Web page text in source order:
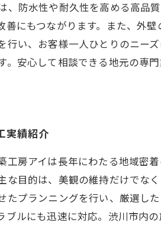
防水性や耐久性を高める高品
にもつながります。また、外壁
い、お客様一人ひとりのニー
安心して相談できる地元の専
実績紹介
房アイは長年にわたる地域密
目的は、美観の維持だけでな
プランニングを行い、厳選し
ルにも迅速に対応。渋川市内の